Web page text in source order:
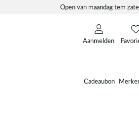
Open van maandag tem
Aanmelden
Cadeaubon